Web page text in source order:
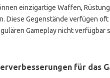
einzigartige Waffen,
Diese Gegenstände verfügen
Gameplay nicht verfügbar
für das